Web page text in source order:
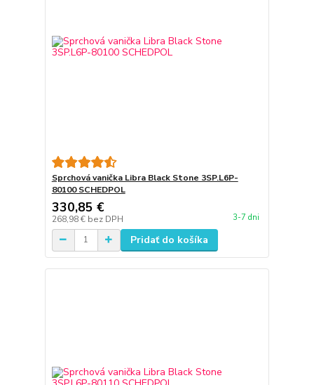
Sprchová vanička Libra Black Stone 3SP.L6P-
80100 SCHEDPOL
330,85 €
268,98 € bez DPH 3-7 dni
Pridať do košíka